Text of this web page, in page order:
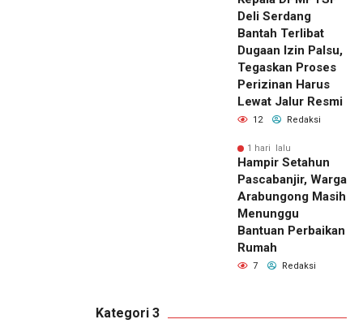
Deli Serdang
Bantah Terlibat
Dugaan Izin Palsu,
Tegaskan Proses
Perizinan Harus
Lewat Jalur Resmi
12 Redaksi
1 hari lalu
Hampir Setahun
Pascabanjir, Warga
Arabungong Masih
Menunggu
Bantuan Perbaikan
Rumah
7 Redaksi
Kategori 3